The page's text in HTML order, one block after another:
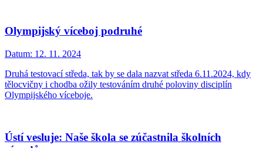
Olympijský víceboj podruhé
Datum: 12. 11. 2024
Druhá testovací středa, tak by se dala nazvat středa 6.11.2024, kdy
tělocvičny i chodba ožily testováním druhé poloviny disciplín
Olympijského víceboje.
Ústí vesluje: Naše škola se zúčastnila školních